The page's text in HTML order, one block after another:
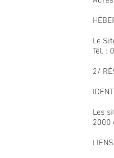
Le
Tél. :
2/
Les
2000